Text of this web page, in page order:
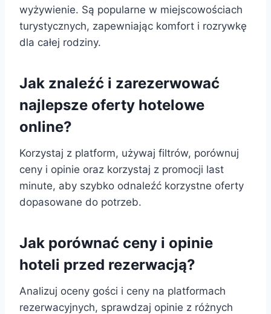
wyżywienie. Są popularne w miejscowościach
turystycznych, zapewniając komfort i rozrywkę
dla całej rodziny.
Jak znaleźć i zarezerwować
najlepsze oferty hotelowe
online?
Korzystaj z platform, używaj filtrów, porównuj
ceny i opinie oraz korzystaj z promocji last
minute, aby szybko odnaleźć korzystne oferty
dopasowane do potrzeb.
Jak porównać ceny i opinie
hoteli przed rezerwacją?
Analizuj oceny gości i ceny na platformach
rezerwacyjnych, sprawdzaj opinie z różnych